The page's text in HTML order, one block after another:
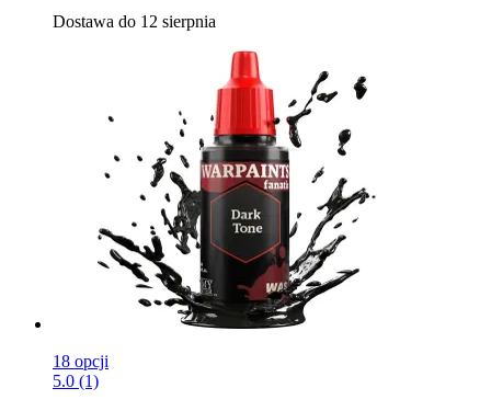
Dostawa do 12 sierpnia
18 opcji
5.0 (1)